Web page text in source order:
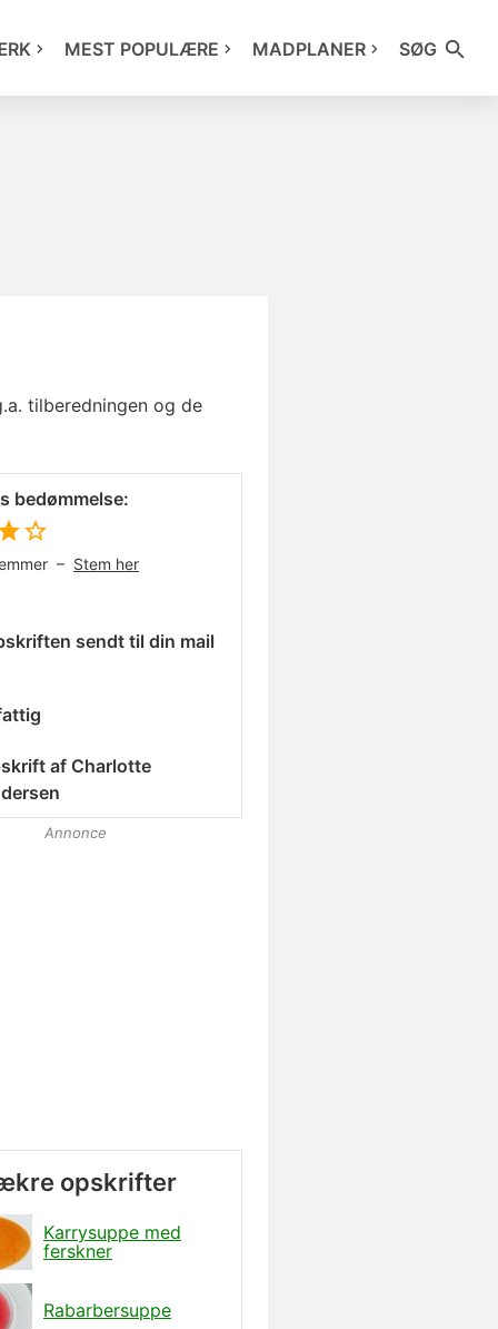
MEST POPULÆRE MADPLANER SØG
tilberedningen og de
bedømmelse:
– Stem her
sendt til din mail
af Charlotte
Annonce
opskrifter
Karrysuppe med
ferskner
Rabarbersuppe